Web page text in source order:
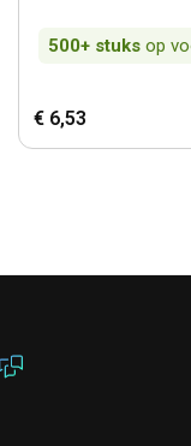
500+ stuks op
€ 6,53